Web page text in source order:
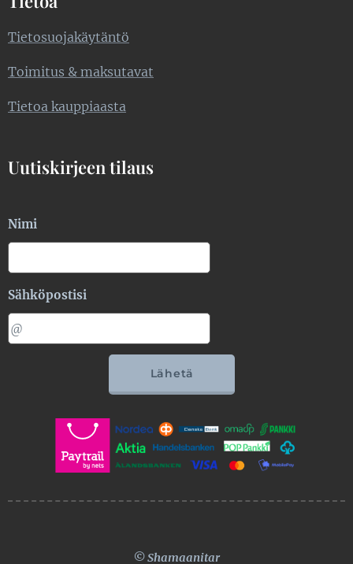
Tietosuojakäytäntö
Toimitus & maksutavat
Tietoa kauppiaasta
Uutiskirjeen tilaus
Nimi
Sähköpostisi
Lähetä
© Shamaanitar